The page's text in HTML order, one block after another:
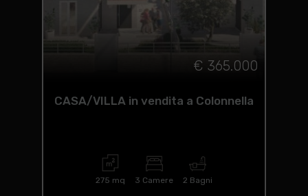
€ 365.000
CASA/VILLA in vendita a Colonnella
275 mq 3 Camere 2 Bagni